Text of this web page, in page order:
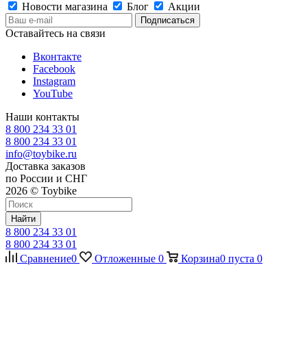
Новости магазина
Блог Акции
Оставайтесь на связи
Вконтакте
Facebook
Instagram
YouTube
Наши контакты
8 800 234 33 01
8 800 234 33 01
info@toybike.ru
Доставка заказов
по России и СНГ
2026 © Toybike
Найти
8 800 234 33 01
8 800 234 33 01
Сравнение0 Отложенные 0 Корзина0 пуста 0